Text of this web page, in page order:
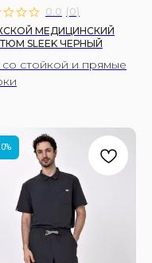
0.0 (0)
МЕДИЦИНСКИЙ
SLEEK ЧЕРНЫЙ
стойкой и прямые